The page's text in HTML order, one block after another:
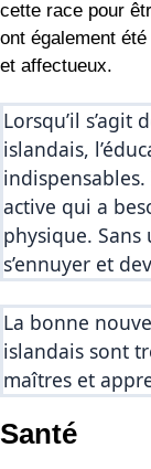
cette race pour
ont également
et affectueux.
Lorsqu’il
islandais,
indispensables.
active qui a
physique.
s’ennuyer et
La bonne
islandais sont
maîtres et
Santé